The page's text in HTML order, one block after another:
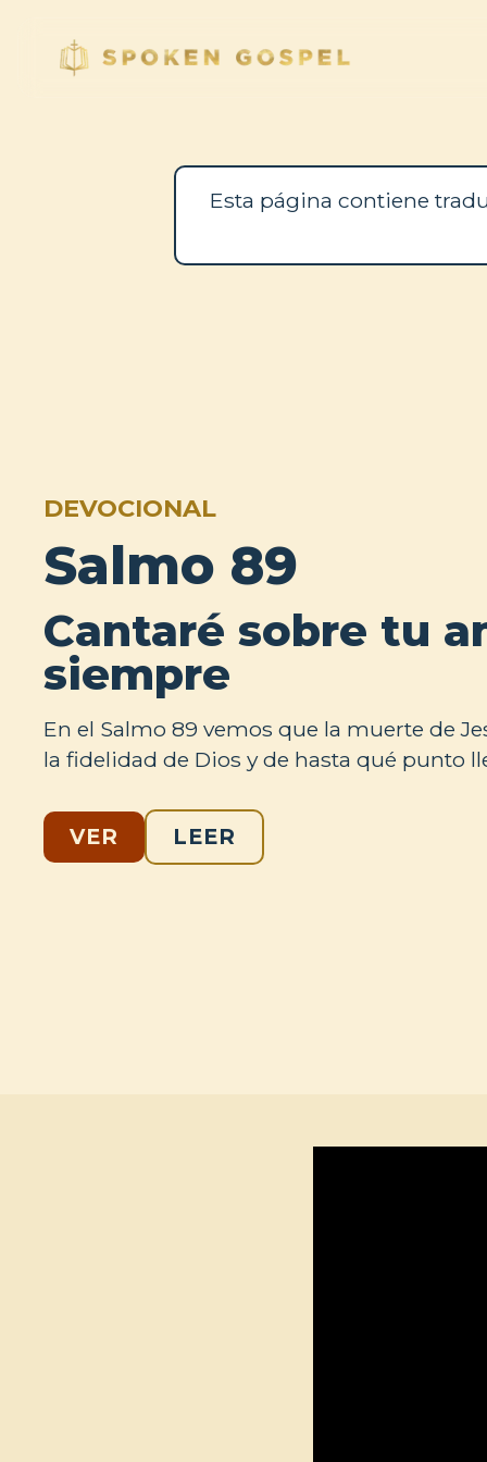
Esta página contiene
DEVOCIONAL
Salmo 89
Cantaré sobre tu
siempre
En el Salmo 89 vemos que la muerte de
la fidelidad de Dios y de hasta qué punto
VER LEER